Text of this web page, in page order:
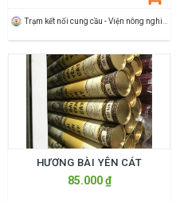
HƯƠNG BÀI YÊN CÁT
85.000 ₫